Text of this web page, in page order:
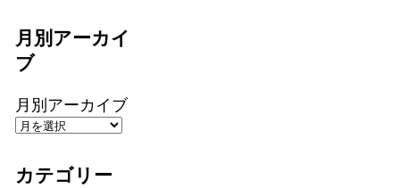
月別アーカイ
ブ
月別アーカイブ
カテゴリー